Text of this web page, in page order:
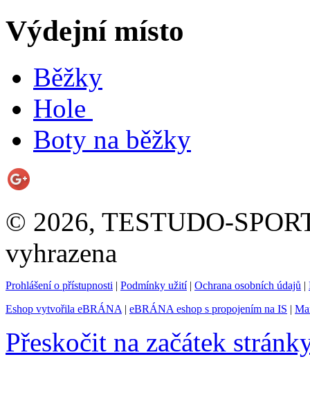
Výdejní místo
Běžky
Hole
Boty na běžky
© 2026, TESTUDO-
vyhrazena
Prohlášení o přístupnosti | Podmínky užití| Ochrana osobních údajů |
Eshop vytvořila eBRÁNA | eBRÁNA eshop s propojením na IS |
Přeskočit na začátek